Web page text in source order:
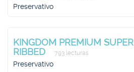
Preservativo
KINGDOM PREMIUM SUPER
RIBBED
793 lecturas
Preservativo